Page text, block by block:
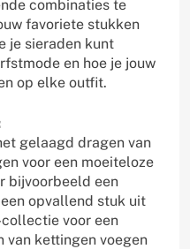
combinaties te
favoriete stukken
je sieraden kunt
en hoe je jouw
op elke outfit.
gelaagd dragen van
voor een moeiteloze
bijvoorbeeld een
opvallend stuk uit
voor een
van kettingen voegen